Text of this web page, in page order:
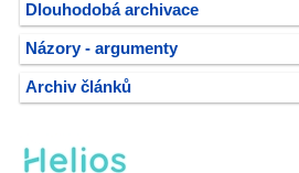
Dlouhodobá archivace
Názory - argumenty
Archiv článků